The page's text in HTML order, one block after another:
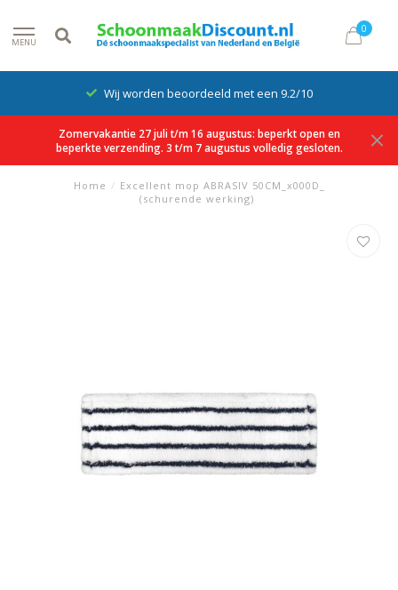
MENU
0
Wij worden beoordeeld met een 9.2/10
Zomervakantie 27 juli t/m 16 augustus: beperkt open en
beperkte verzending. 3 t/m 7 augustus volledig gesloten.
Home / Excellent mop ABRASIV 50CM_x000D_
(schurende werking)